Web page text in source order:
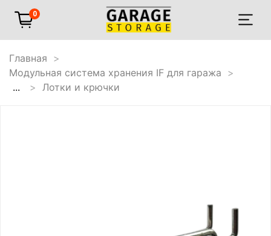
0
Главная
Модульная система хранения IF для гаража
...
Лотки и крючки